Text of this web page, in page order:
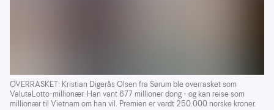
OVERRASKET: Kristian Digerås Olsen fra Sørum ble overrasket som
ValutaLotto-millionær. Han vant 677 millioner dong - og kan reise som
millionær til Vietnam om han vil. Premien er verdt 250.000 norske kroner.